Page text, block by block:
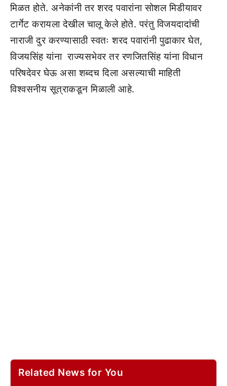
मिळत होते. अनेकांनी तर शरद पवारांना सोशल मिडीयावर
टार्गेट करायला देखील चालू केले होते. परंतु विजयदादांची
नाराजी दुर करण्यासाठी स्वतः शरद पवारांनी पुढाकार घेत,
विजयसिंह यांना राज्यसभेवर तर रणजितसिंह यांना विधान
परिषदेवर घेऊ असा शब्दच दिला असल्याची माहिती
विश्वसनीय सूत्राकडून मिळाली आहे.
Related News for You